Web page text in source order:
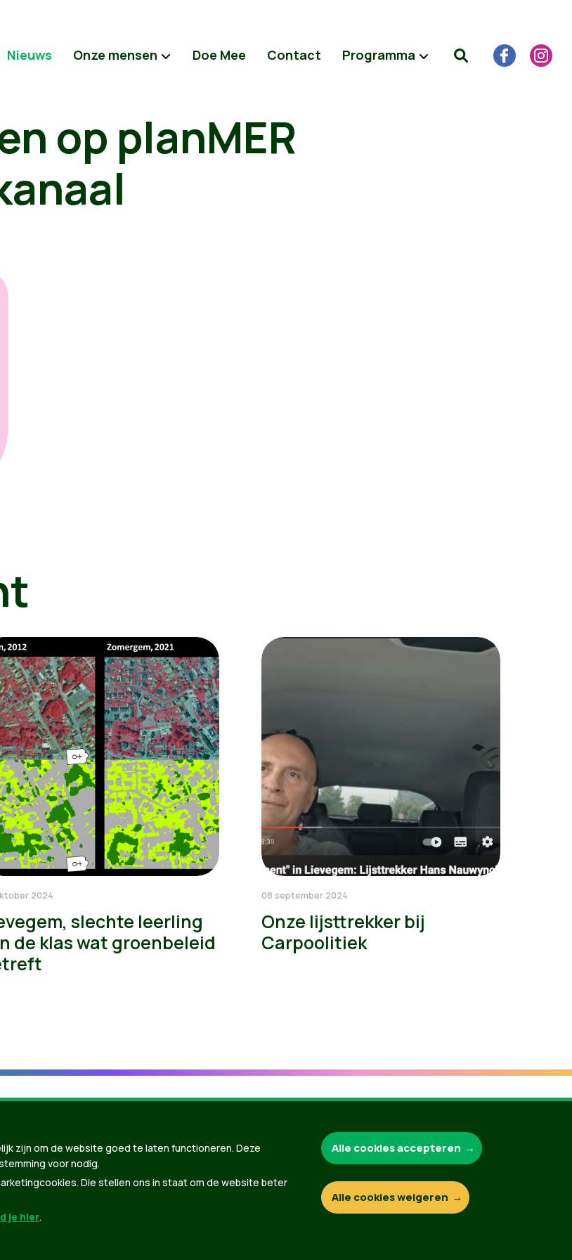
Nieuws Onze mensen Doe Mee Contact Programma
op planMER
2024
slechte leerling
de klas wat groenbeleid
08 september 2024
Onze lijsttrekker bij
Carpoolitiek
Groen.be
door
zijn om de website goed te laten functioneren. Deze
voor nodig.
Die stellen ons in staat om de website beter
je hier.
Alle cookies accepteren
Alle cookies weigeren